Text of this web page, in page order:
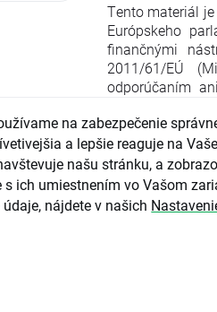
Tento materiál
Európskeho
finančnými
2011/61/EÚ
odporúčaním
zo 16. apríla
smernice
2003/124/ES,
(EÚ) 2016/958
parlamentu a
upravujúce
na zabezpečenie
a lepšie reaguje na
našu stránku, a
s ich umiestnením vo Vašom
nájdete v našich